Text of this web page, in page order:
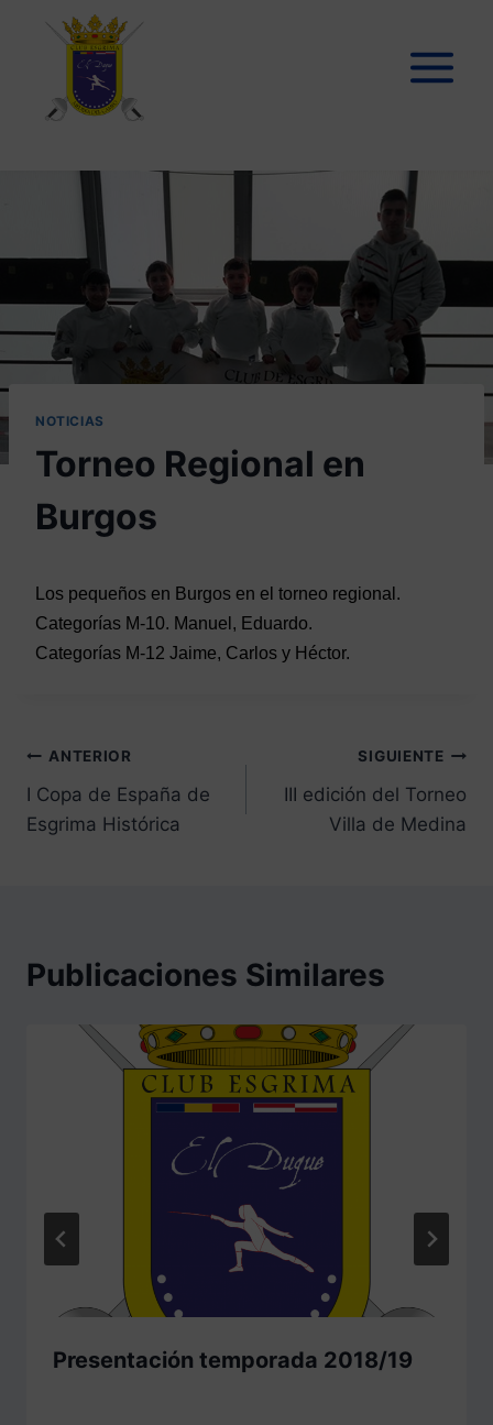
contenido
NOTICIAS
Torneo Regional en
Burgos
Los pequeños en Burgos en el torneo regional.
Categorías M-10. Manuel, Eduardo.
Categorías M-12 Jaime, Carlos y Héctor.
Navegación
de
ANTERIOR
I Copa de España de
Esgrima Histórica
SIGUIENTE
III edición del Torneo
Villa de Medina
Publicaciones Similares
Presentación temporada 2018/19